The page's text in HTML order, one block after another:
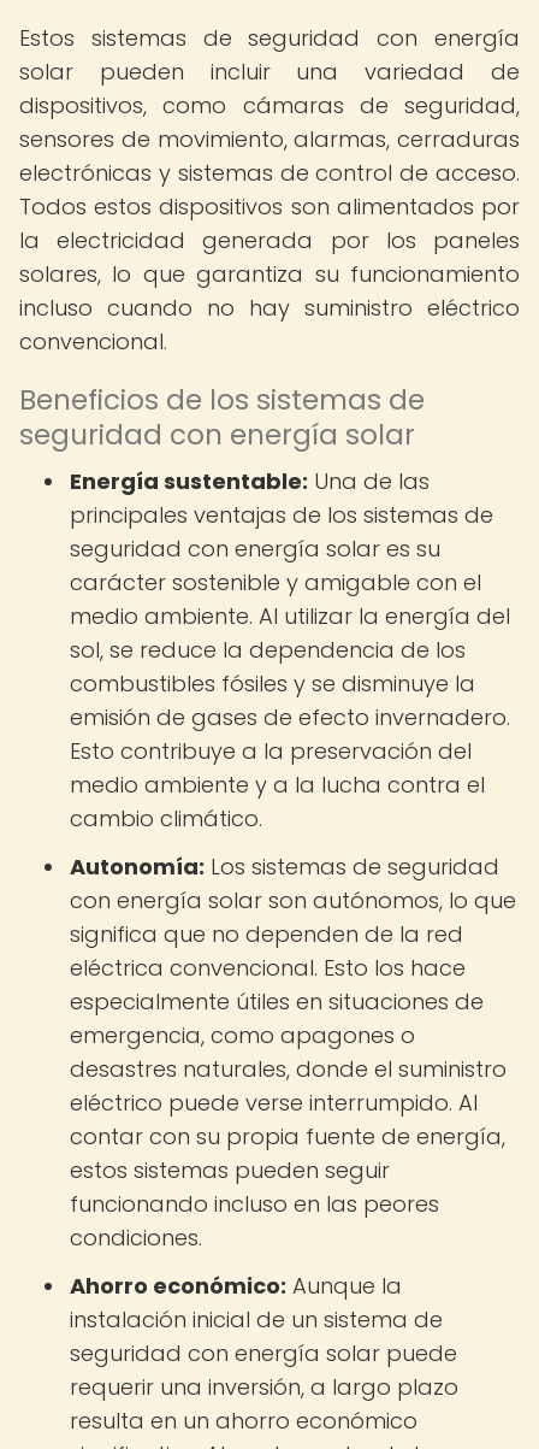
Estos sistemas de seguridad con energía
solar pueden incluir una variedad de
dispositivos, como cámaras de seguridad,
sensores de movimiento, alarmas, cerraduras
electrónicas y sistemas de control de acceso.
Todos estos dispositivos son alimentados por
la electricidad generada por los paneles
solares, lo que garantiza su funcionamiento
incluso cuando no hay suministro eléctrico
convencional.
Beneficios de los sistemas de
seguridad con energía solar
Energía sustentable: Una de las
principales ventajas de los sistemas de
seguridad con energía solar es su
carácter sostenible y amigable con el
medio ambiente. Al utilizar la energía del
sol, se reduce la dependencia de los
combustibles fósiles y se disminuye la
emisión de gases de efecto invernadero.
Esto contribuye a la preservación del
medio ambiente y a la lucha contra el
cambio climático.
Autonomía: Los sistemas de seguridad
con energía solar son autónomos, lo que
significa que no dependen de la red
eléctrica convencional. Esto los hace
especialmente útiles en situaciones de
emergencia, como apagones o
desastres naturales, donde el suministro
eléctrico puede verse interrumpido. Al
contar con su propia fuente de energía,
estos sistemas pueden seguir
funcionando incluso en las peores
condiciones.
Ahorro económico: Aunque la
instalación inicial de un sistema de
seguridad con energía solar puede
requerir una inversión, a largo plazo
resulta en un ahorro económico